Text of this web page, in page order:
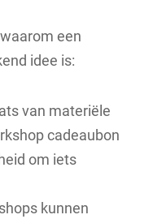
een
idee is:
van materiële
cadeaubon
om iets
kunnen